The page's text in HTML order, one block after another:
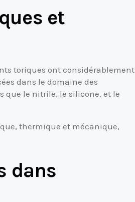
et
toriques ont considérablement
dans le domaine des
que le nitrile, le silicone, et le
thermique et mécanique,
dans